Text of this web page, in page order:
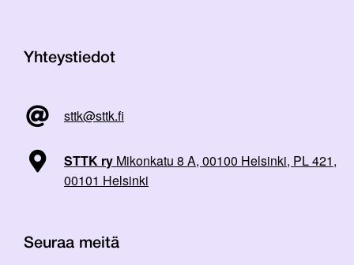
Yhteystiedot
sttk@sttk.fi
STTK ry Mikonkatu 8 A, 00100 Helsinki, PL 421,
00101 Helsinki
Seuraa meitä